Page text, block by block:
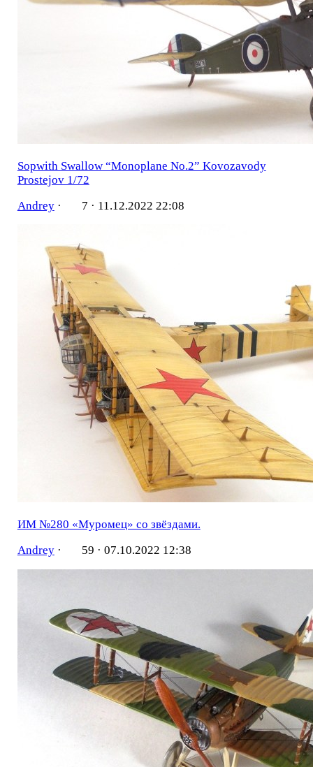
Sopwith Swallow “Monoplane No.2” Kovozavody
Prostejov 1/72
Andrey· 7 · 11.12.2022 22:08
ИМ №280 «Муромец» со звёздами.
Andrey· 59 · 07.10.2022 12:38